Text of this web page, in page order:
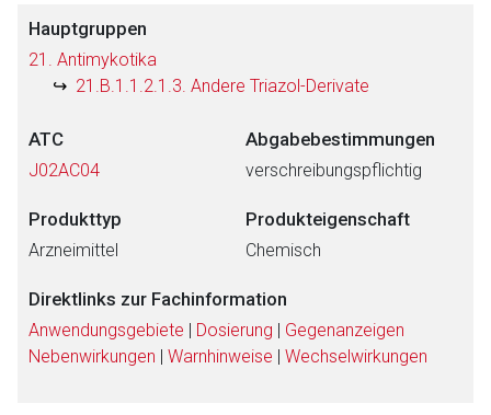
Hauptgruppen
21. Antimykotika
21.B.1.1.2.1.3. Andere Triazol-Derivate
ATC
J02AC04
Abgabebestimmungen
verschreibungspflichtig
Produkttyp
Arzneimittel
Produkteigenschaft
Chemisch
Direktlinks zur Fachinformation
Anwendungsgebiete | Dosierung | Gegenanzeigen
Nebenwirkungen | Warnhinweise | Wechselwirkungen